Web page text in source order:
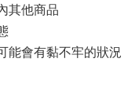
其他商品
能會有黏不牢的狀況